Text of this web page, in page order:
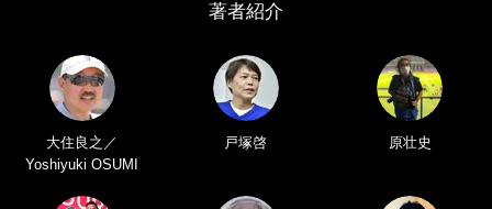
著者紹介
大住良之／
Yoshiyuki OSUMI
戸塚啓 原壮史